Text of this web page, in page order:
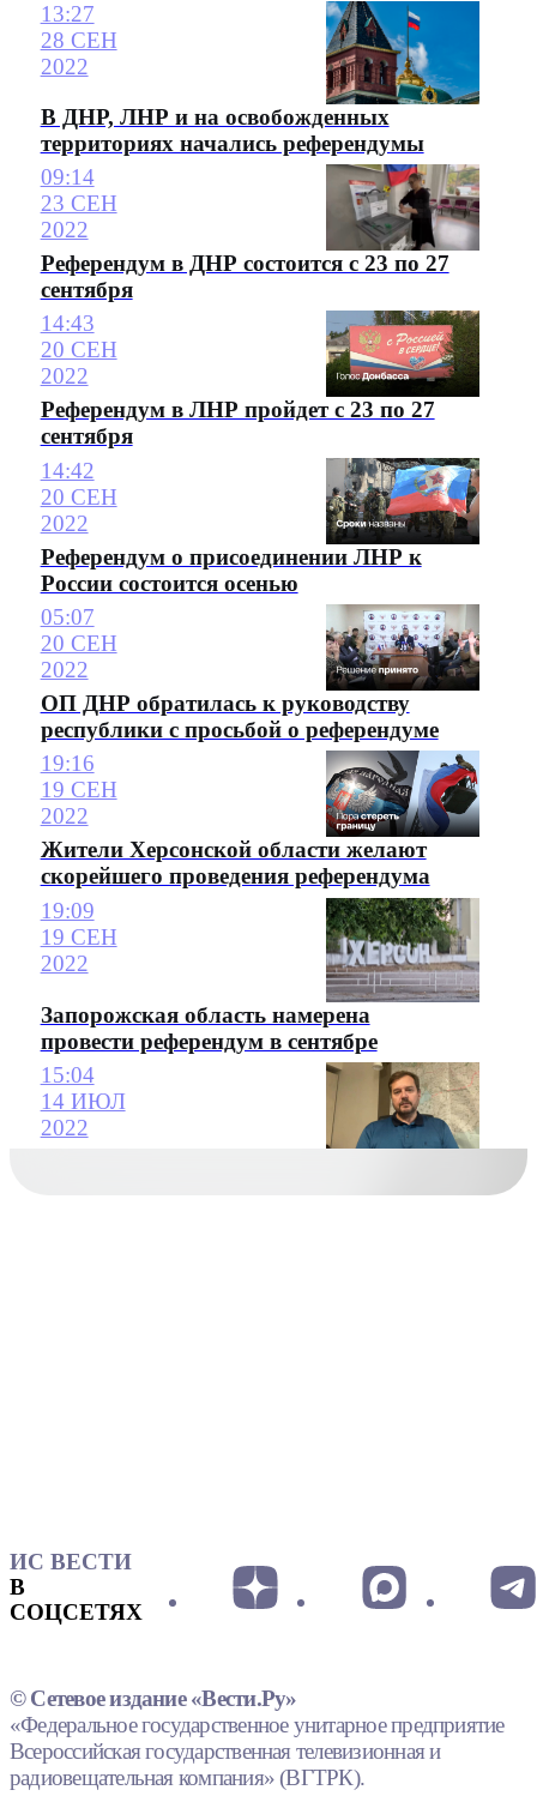
13:27
28 СЕН
2022
В ДНР, ЛНР и на освобожденных
территориях начались референдумы
09:14
23 СЕН
2022
Референдум в ДНР состоится с 23 по 27
сентября
14:43
20 СЕН
2022
Референдум в ЛНР пройдет с 23 по 27
сентября
14:42
20 СЕН
2022
Референдум о присоединении ЛНР к
России состоится осенью
05:07
20 СЕН
2022
ОП ДНР обратилась к руководству
республики с просьбой о референдуме
19:16
19 СЕН
2022
Жители Херсонской области желают
скорейшего проведения референдума
19:09
19 СЕН
2022
Запорожская область намерена
провести референдум в сентябре
15:04
14 ИЮЛ
2022
ИС ВЕСТИ
В
СОЦСЕТЯХ
© Сетевое издание «Вести.Ру»
«Федеральное государственное унитарное предприятие
Всероссийская государственная телевизионная и
радиовещательная компания» (ВГТРК).